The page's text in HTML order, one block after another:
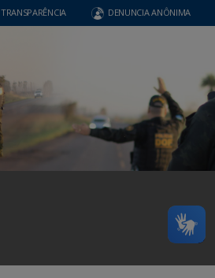
TRANSPARÊNCIA DENUNCIA ANÔNIMA